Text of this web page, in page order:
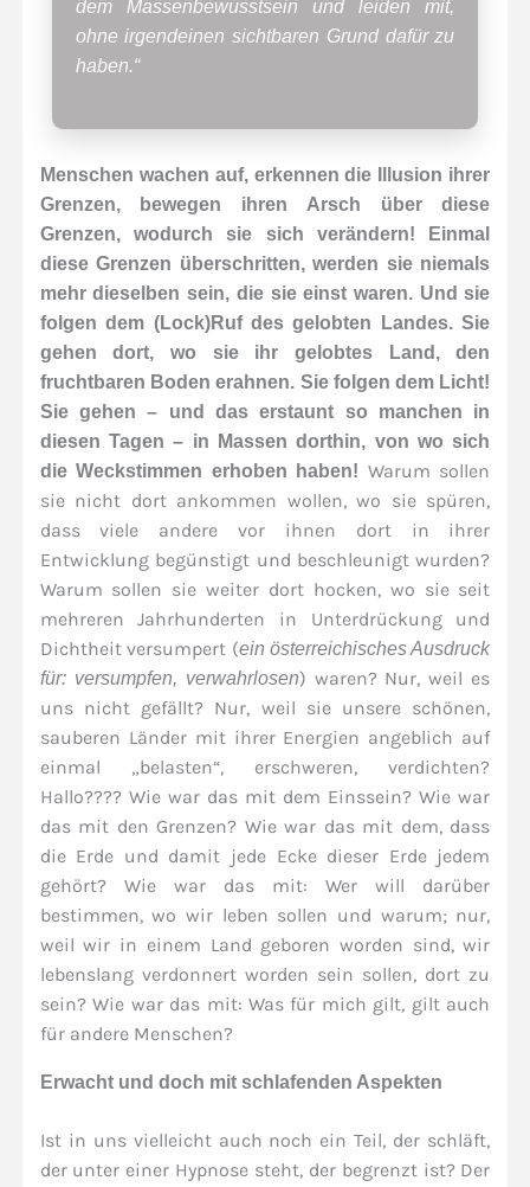
dem Massenbewusstsein und leiden mit,
ohne irgendeinen sichtbaren Grund dafür zu
haben.“
Menschen wachen auf, erkennen die Illusion ihrer
Grenzen, bewegen ihren Arsch über diese
Grenzen, wodurch sie sich verändern! Einmal
diese Grenzen überschritten, werden sie niemals
mehr dieselben sein, die sie einst waren. Und sie
folgen dem (Lock)Ruf des gelobten Landes. Sie
gehen dort, wo sie ihr gelobtes Land, den
fruchtbaren Boden erahnen. Sie folgen dem Licht!
Sie gehen – und das erstaunt so manchen in
diesen Tagen – in Massen dorthin, von wo sich
die Weckstimmen erhoben haben! Warum sollen
sie nicht dort ankommen wollen, wo sie spüren,
dass viele andere vor ihnen dort in ihrer
Entwicklung begünstigt und beschleunigt wurden?
Warum sollen sie weiter dort hocken, wo sie seit
mehreren Jahrhunderten in Unterdrückung und
Dichtheit versumpert (ein österreichisches Ausdruck
für: versumpfen, verwahrlosen) waren? Nur, weil es
uns nicht gefällt? Nur, weil sie unsere schönen,
sauberen Länder mit ihrer Energien angeblich auf
einmal „belasten“, erschweren, verdichten?
Hallo???? Wie war das mit dem Einssein? Wie war
das mit den Grenzen? Wie war das mit dem, dass
die Erde und damit jede Ecke dieser Erde jedem
gehört? Wie war das mit: Wer will darüber
bestimmen, wo wir leben sollen und warum; nur,
weil wir in einem Land geboren worden sind, wir
lebenslang verdonnert worden sein sollen, dort zu
sein? Wie war das mit: Was für mich gilt, gilt auch
für andere Menschen?
Erwacht und doch mit schlafenden Aspekten
Ist in uns vielleicht auch noch ein Teil, der schläft,
der unter einer Hypnose steht, der begrenzt ist? Der